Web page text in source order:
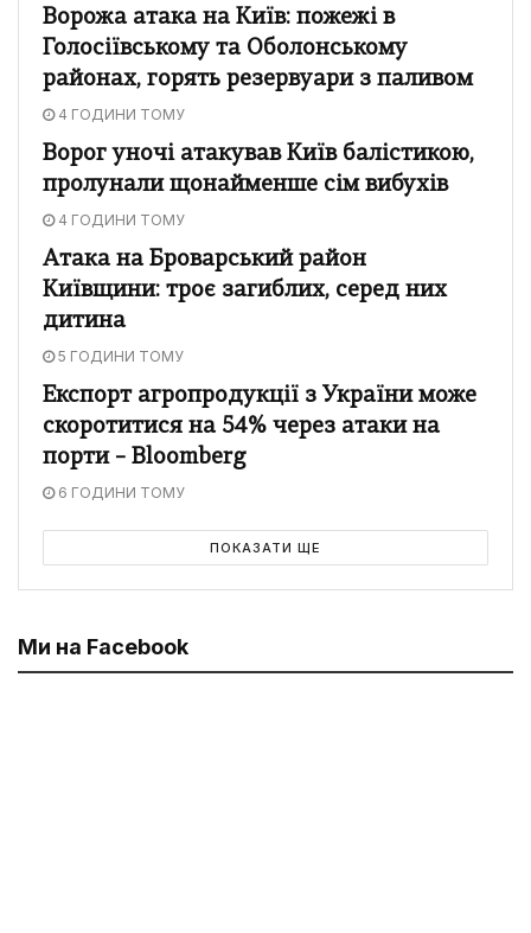
Ворожа атака на Київ: пожежі в
Голосіївському та Оболонському
районах, горять резервуари з паливом
4 ГОДИНИ ТОМУ
Ворог уночі атакував Київ балістикою,
пролунали щонайменше сім вибухів
4 ГОДИНИ ТОМУ
Атака на Броварський район
Київщини: троє загиблих, серед них
дитина
5 ГОДИНИ ТОМУ
Експорт агропродукції з України може
скоротитися на 54% через атаки на
порти – Bloomberg
6 ГОДИНИ ТОМУ
ПОКАЗАТИ ЩЕ
Ми на Facebook